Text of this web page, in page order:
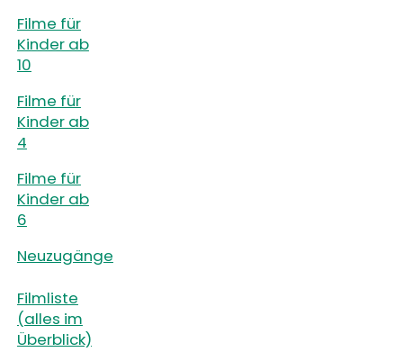
Filme für
Kinder ab
10
Filme für
Kinder ab
4
Filme für
Kinder ab
6
Neuzugänge
Filmliste
(alles im
Überblick)